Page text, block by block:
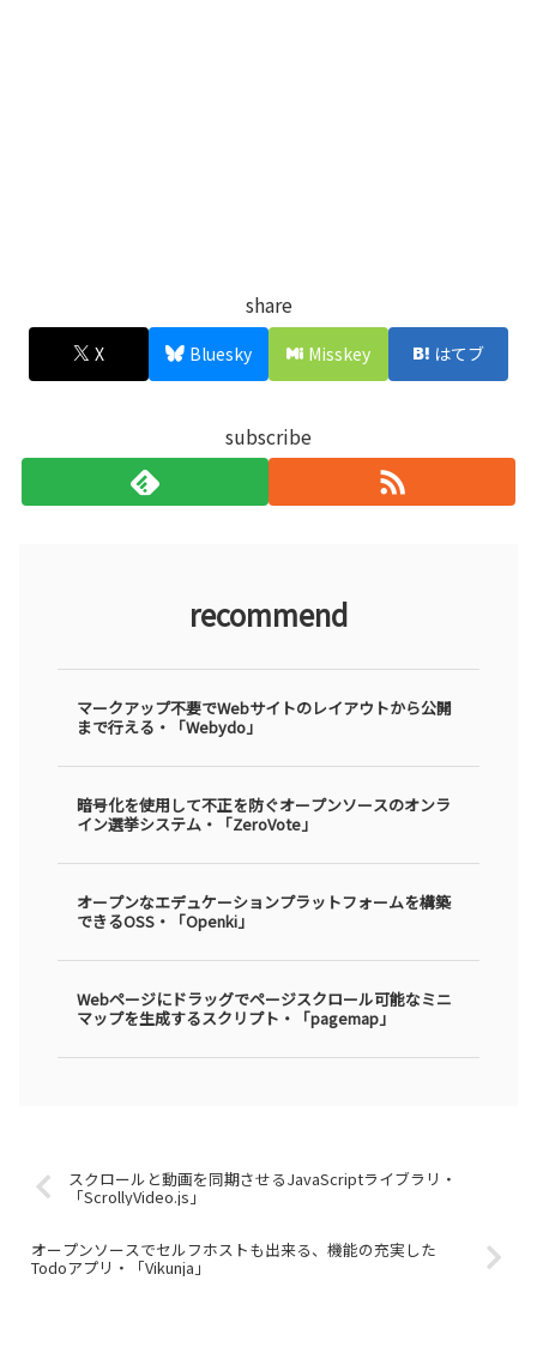
share
X Bluesky Misskey はてブ
subscribe
recommend
マークアップ不要でWebサイトのレイアウトから公開
まで行える・「Webydo」
暗号化を使用して不正を防ぐオープンソースのオンラ
イン選挙システム・「ZeroVote」
オープンなエデュケーションプラットフォームを構築
できるOSS・「Openki」
Webページにドラッグでページスクロール可能なミニ
マップを生成するスクリプト・「pagemap」
スクロールと動画を同期させるJavaScriptライブラリ・
「ScrollyVideo.js」
オープンソースでセルフホストも出来る、機能の充実した
Todoアプリ・「Vikunja」